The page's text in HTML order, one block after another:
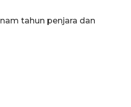
tahun penjara dan